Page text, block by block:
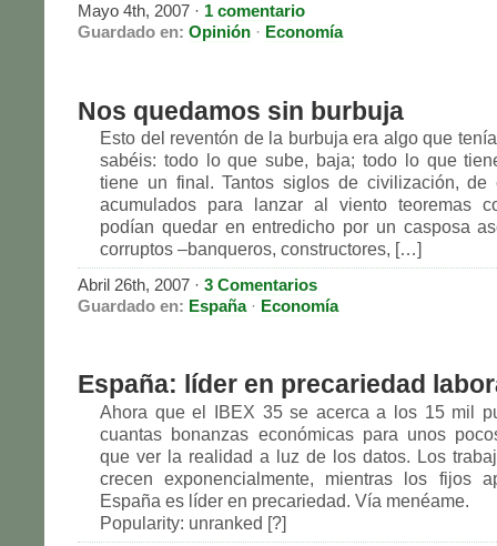
Mayo 4th, 2007 · 1 comentario
Guardado en: Opinión · Economía
Nos quedamos sin burbuja
Esto del reventón de la burbuja era algo que
sabéis: todo lo que sube, baja; todo lo que
tiene un final. Tantos siglos de civilización, de
acumulados para lanzar al viento teoremas
podían quedar en entredicho por un casposa
corruptos –banqueros, constructores, […]
Abril 26th, 2007 · 3 Comentarios
Guardado en: España· Economía
España: líder en precariedad
Ahora que el IBEX 35 se acerca a los 15 mil
cuantas bonanzas económicas para unos
que ver la realidad a luz de los datos. Los
crecen exponencialmente, mientras los fijos
España es líder en precariedad. Vía menéame.
Popularity: unranked [?]